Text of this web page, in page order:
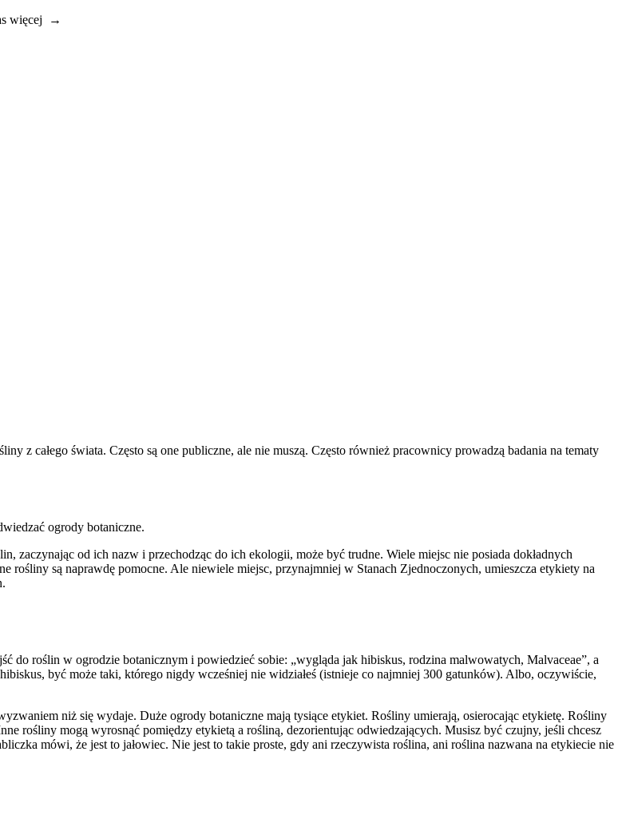
więcej →
z całego świata. Często są one publiczne, ale nie muszą. Często również pracownicy prowadzą badania na tematy
ogrody botaniczne.
zaczynając od ich nazw i przechodząc do ich ekologii, może być trudne. Wiele miejsc nie posiada dokładnych
są naprawdę pomocne. Ale niewiele miejsc, przynajmniej w Stanach Zjednoczonych, umieszcza etykiety na
do roślin w ogrodzie botanicznym i powiedzieć sobie: „wygląda jak hibiskus, rodzina malwowatych, Malvaceae”, a
być może taki, którego nigdy wcześniej nie widziałeś (istnieje co najmniej 300 gatunków). Albo, oczywiście,
niż się wydaje. Duże ogrody botaniczne mają tysiące etykiet. Rośliny umierają, osierocając etykietę. Rośliny
rośliny mogą wyrosnąć pomiędzy etykietą a rośliną, dezorientując odwiedzających. Musisz być czujny, jeśli chcesz
mówi, że jest to jałowiec. Nie jest to takie proste, gdy ani rzeczywista roślina, ani roślina nazwana na etykiecie nie